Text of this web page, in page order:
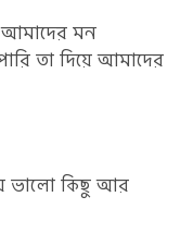
আমাদের মন
তা দিয়ে আমাদের
ভালো কিছু আর